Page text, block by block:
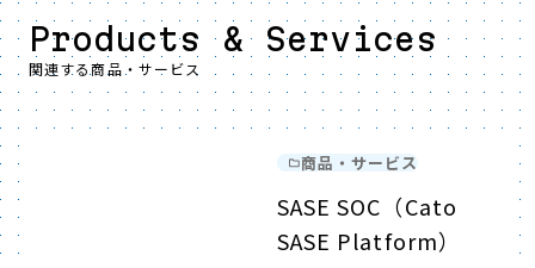
Products & Services
関連する商品・サービス
商品・サービス
SASE SOC（Cato
SASE Platform）